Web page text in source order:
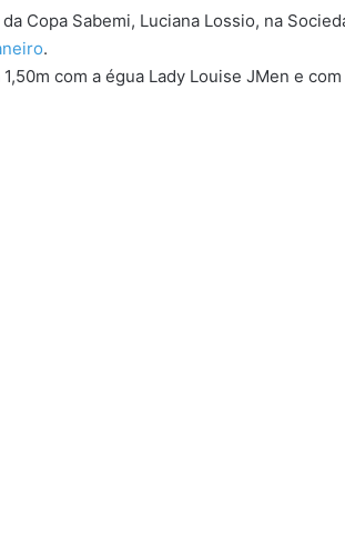
Copa Sabemi, Luciana Lossio, na
.
com a égua Lady Louise JMen e